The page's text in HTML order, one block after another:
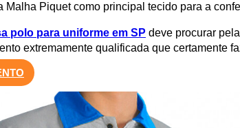
Malha Piquet como principal tecido para a
polo para uniforme em SP deve procurar pela
extremamente qualificada que certamente